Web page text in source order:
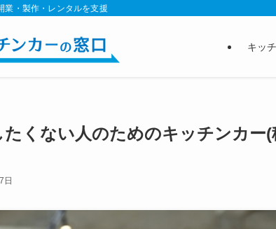
業・製作・レンタルを支援
キッ
たくない人のためのキッチンカー
日